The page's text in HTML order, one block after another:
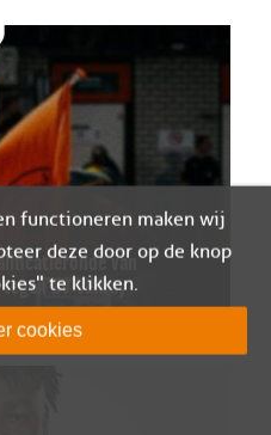
van
SV Venray
functioneren maken wij
deze door op de knop
te klikken.
cookies